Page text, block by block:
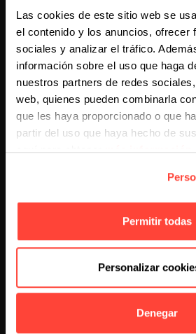
Las cookies de este sitio web se
el contenido y los anuncios, ofrecer
sociales y analizar el tráfico.
información sobre el uso que haga
nuestros partners de redes
web, quienes pueden combinarla
que les haya proporcionado o que
partir del uso que haya hecho de
aquí para obtenermás información.
Permitir todas
Personalizar
Denegar
Uso posterior de la sugerencia
Nivel de interacción generado
Lasestrategias digitales de
integrar métricas de utilidad y
tráfico.
El papel de la
La publicidad conversacional no
activador de fases intermedias y
Puede: